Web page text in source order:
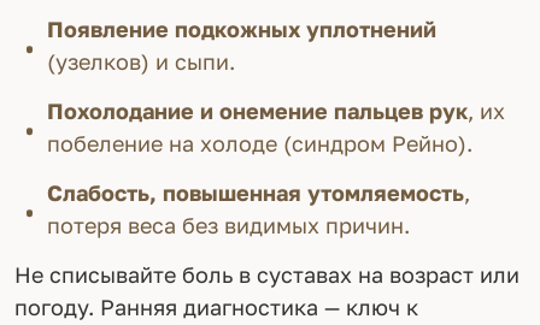
Появление подкожных уплотнений
(узелков) и сыпи.
Похолодание и онемение пальцев рук, их
побеление на холоде (синдром Рейно).
Слабость, повышенная утомляемость,
потеря веса без видимых причин.
Не списывайте боль в суставах на возраст или
погоду. Ранняя диагностика — ключ к